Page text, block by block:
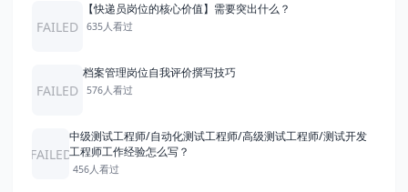
FAILED
【快递员岗位的核心价值】需要突出什么？
635人看过
FAILED
档案管理岗位自我评价撰写技巧
576人看过
FAILED
中级测试工程师/自动化测试工程师/高级测试工程师/测试开发
工程师工作经验怎么写？
456人看过